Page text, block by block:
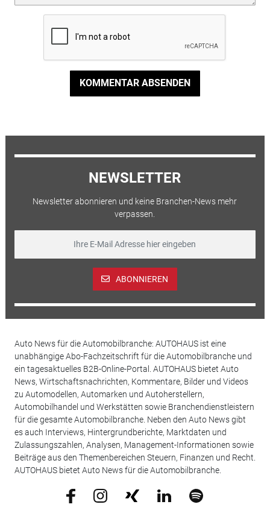
KOMMENTAR ABSENDEN
NEWSLETTER
Newsletter abonnieren und keine Branchen-News mehr
verpassen.
ABONNIEREN
Auto News für die Automobilbranche: AUTOHAUS ist eine
unabhängige Abo-Fachzeitschrift für die Automobilbranche und
ein tagesaktuelles B2B-Online-Portal. AUTOHAUS bietet Auto
News, Wirtschaftsnachrichten, Kommentare, Bilder und Videos
zu Automodellen, Automarken und Autoherstellern,
Automobilhandel und Werkstätten sowie Branchendienstleistern
für die gesamte Automobilbranche. Neben den Auto News gibt
es auch Interviews, Hintergrundberichte, Marktdaten und
Zulassungszahlen, Analysen, Management-Informationen sowie
Beiträge aus den Themenbereichen Steuern, Finanzen und Recht.
AUTOHAUS bietet Auto News für die Automobilbranche.